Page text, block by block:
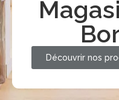
Découvrir nos